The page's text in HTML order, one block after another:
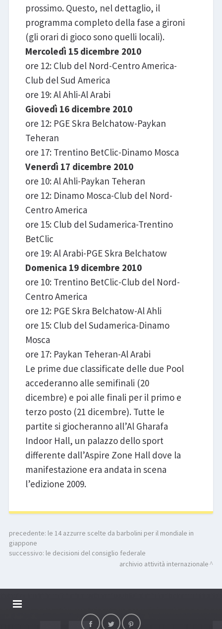
prossimo. Questo, nel dettaglio, il
programma completo della fase a gironi
(gli orari di gioco sono quelli locali).
Mercoledì 15 dicembre 2010
ore 12: Club del Nord-Centro America-
Club del Sud America
ore 19: Al Ahli-Al Arabi
Giovedì 16 dicembre 2010
ore 12: PGE Skra Belchatow-Paykan
Teheran
ore 17: Trentino BetClic-Dinamo Mosca
Venerdì 17 dicembre 2010
ore 10: Al Ahli-Paykan Teheran
ore 12: Dinamo Mosca-Club del Nord-
Centro America
ore 15: Club del Sudamerica-Trentino
BetClic
ore 19: Al Arabi-PGE Skra Belchatow
Domenica 19 dicembre 2010
ore 10: Trentino BetClic-Club del Nord-
Centro America
ore 12: PGE Skra Belchatow-Al Ahli
ore 15: Club del Sudamerica-Dinamo
Mosca
ore 17: Paykan Teheran-Al Arabi
Le prime due classificate delle due Pool
accederanno alle semifinali (20
dicembre) e poi alle finali per il primo e
terzo posto (21 dicembre). Tutte le
partite si giocheranno all’Al Gharafa
Indoor Hall, un palazzo dello sport
differente dall’Aspire Zone Hall dove la
manifestazione era andata in scena
l’edizione 2009.
precedente: le 14 azzurre scelte da barbolini per il mondiale in
giappone
successivo: le decisioni del consiglio federale
archivio attività internazionale
DALLARIVOLLEY SOSTIENE